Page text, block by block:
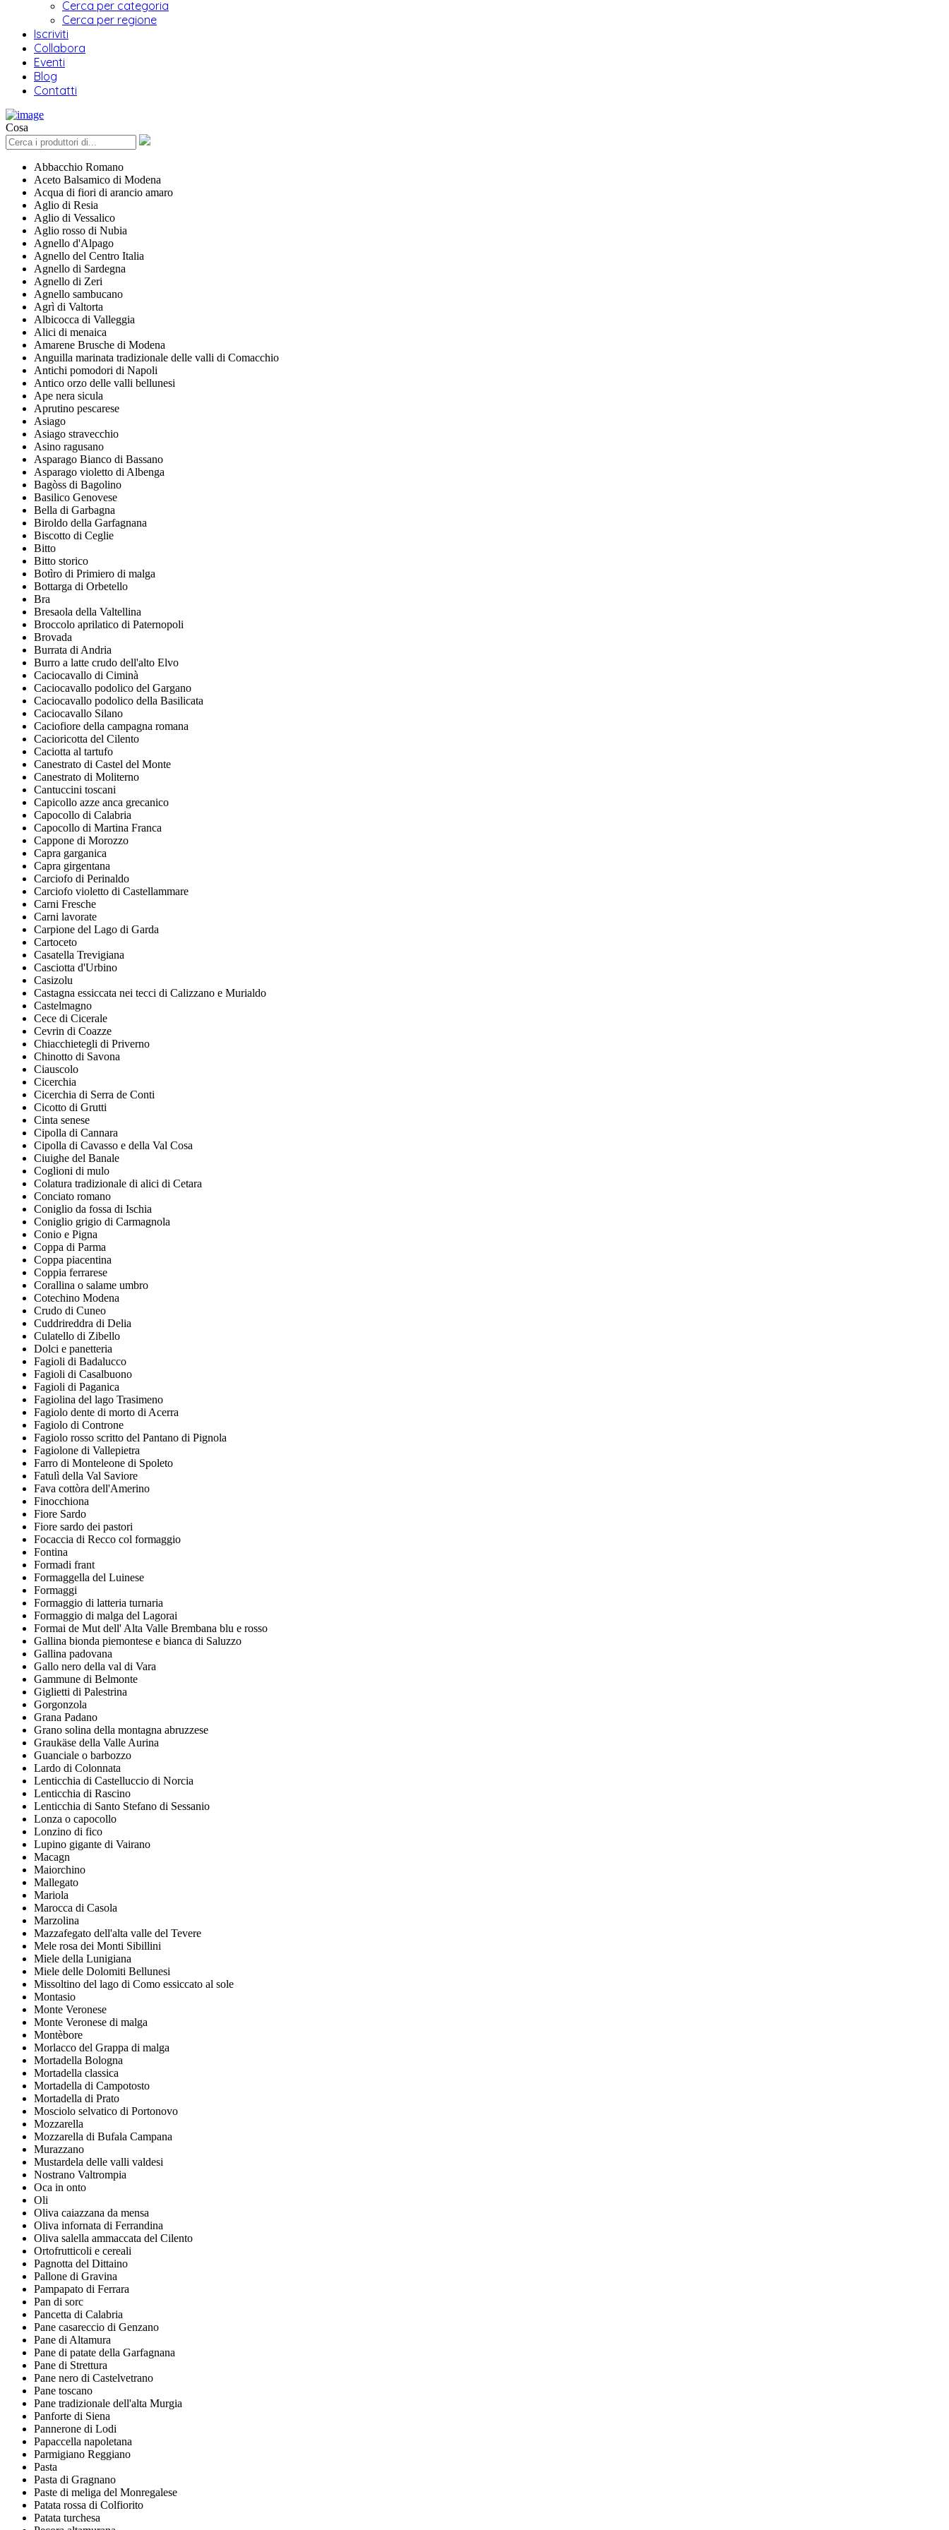
Cerca per categoria
Cerca per regione
Iscriviti
Collabora
Eventi
Blog
Contatti
Cosa
Abbacchio Romano
Aceto Balsamico di Modena
Acqua di fiori di arancio amaro
Aglio di Resia
Aglio di Vessalico
Aglio rosso di Nubia
Agnello d'Alpago
Agnello del Centro Italia
Agnello di Sardegna
Agnello di Zeri
Agnello sambucano
Agrì di Valtorta
Albicocca di Valleggia
Alici di menaica
Amarene Brusche di Modena
Anguilla marinata tradizionale delle valli di Comacchio
Antichi pomodori di Napoli
Antico orzo delle valli bellunesi
Ape nera sicula
Aprutino pescarese
Asiago
Asiago stravecchio
Asino ragusano
Asparago Bianco di Bassano
Asparago violetto di Albenga
Bagòss di Bagolino
Basilico Genovese
Bella di Garbagna
Biroldo della Garfagnana
Biscotto di Ceglie
Bitto
Bitto storico
Botìro di Primiero di malga
Bottarga di Orbetello
Bra
Bresaola della Valtellina
Broccolo aprilatico di Paternopoli
Brovada
Burrata di Andria
Burro a latte crudo dell'alto Elvo
Caciocavallo di Ciminà
Caciocavallo podolico del Gargano
Caciocavallo podolico della Basilicata
Caciocavallo Silano
Caciofiore della campagna romana
Cacioricotta del Cilento
Caciotta al tartufo
Canestrato di Castel del Monte
Canestrato di Moliterno
Cantuccini toscani
Capicollo azze anca grecanico
Capocollo di Calabria
Capocollo di Martina Franca
Cappone di Morozzo
Capra garganica
Capra girgentana
Carciofo di Perinaldo
Carciofo violetto di Castellammare
Carni Fresche
Carni lavorate
Carpione del Lago di Garda
Cartoceto
Casatella Trevigiana
Casciotta d'Urbino
Casizolu
Castagna essiccata nei tecci di Calizzano e Murialdo
Castelmagno
Cece di Cicerale
Cevrin di Coazze
Chiacchietegli di Priverno
Chinotto di Savona
Ciauscolo
Cicerchia
Cicerchia di Serra de Conti
Cicotto di Grutti
Cinta senese
Cipolla di Cannara
Cipolla di Cavasso e della Val Cosa
Ciuighe del Banale
Coglioni di mulo
Colatura tradizionale di alici di Cetara
Conciato romano
Coniglio da fossa di Ischia
Coniglio grigio di Carmagnola
Conio e Pigna
Coppa di Parma
Coppa piacentina
Coppia ferrarese
Corallina o salame umbro
Cotechino Modena
Crudo di Cuneo
Cuddrireddra di Delia
Culatello di Zibello
Dolci e panetteria
Fagioli di Badalucco
Fagioli di Casalbuono
Fagioli di Paganica
Fagiolina del lago Trasimeno
Fagiolo dente di morto di Acerra
Fagiolo di Controne
Fagiolo rosso scritto del Pantano di Pignola
Fagiolone di Vallepietra
Farro di Monteleone di Spoleto
Fatulì della Val Saviore
Fava cottòra dell'Amerino
Finocchiona
Fiore Sardo
Fiore sardo dei pastori
Focaccia di Recco col formaggio
Fontina
Formadi frant
Formaggella del Luinese
Formaggi
Formaggio di latteria turnaria
Formaggio di malga del Lagorai
Formai de Mut dell' Alta Valle Brembana blu e rosso
Gallina bionda piemontese e bianca di Saluzzo
Gallina padovana
Gallo nero della val di Vara
Gammune di Belmonte
Giglietti di Palestrina
Gorgonzola
Grana Padano
Grano solina della montagna abruzzese
Graukäse della Valle Aurina
Guanciale o barbozzo
Lardo di Colonnata
Lenticchia di Castelluccio di Norcia
Lenticchia di Rascino
Lenticchia di Santo Stefano di Sessanio
Lonza o capocollo
Lonzino di fico
Lupino gigante di Vairano
Macagn
Maiorchino
Mallegato
Mariola
Marocca di Casola
Marzolina
Mazzafegato dell'alta valle del Tevere
Mele rosa dei Monti Sibillini
Miele della Lunigiana
Miele delle Dolomiti Bellunesi
Missoltino del lago di Como essiccato al sole
Montasio
Monte Veronese
Monte Veronese di malga
Montèbore
Morlacco del Grappa di malga
Mortadella Bologna
Mortadella classica
Mortadella di Campotosto
Mortadella di Prato
Mosciolo selvatico di Portonovo
Mozzarella
Mozzarella di Bufala Campana
Murazzano
Mustardela delle valli valdesi
Nostrano Valtrompia
Oca in onto
Oli
Oliva caiazzana da mensa
Oliva infornata di Ferrandina
Oliva salella ammaccata del Cilento
Ortofrutticoli e cereali
Pagnotta del Dittaino
Pallone di Gravina
Pampapato di Ferrara
Pan di sorc
Pancetta di Calabria
Pane casareccio di Genzano
Pane di Altamura
Pane di patate della Garfagnana
Pane di Strettura
Pane nero di Castelvetrano
Pane toscano
Pane tradizionale dell'alta Murgia
Panforte di Siena
Pannerone di Lodi
Papaccella napoletana
Parmigiano Reggiano
Pasta
Pasta di Gragnano
Paste di meliga del Monregalese
Patata rossa di Colfiorito
Patata turchesa